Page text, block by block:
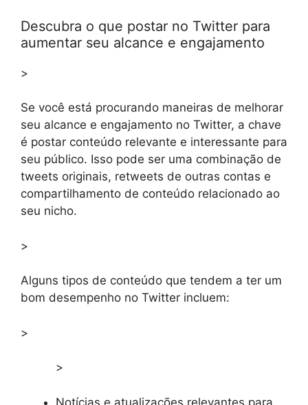
Descubra o que postar no Twitter para
aumentar seu alcance e engajamento
>
Se você está procurando maneiras de melhorar
seu alcance e engajamento no Twitter, a chave
é postar conteúdo relevante e interessante para
seu público. Isso pode ser uma combinação de
tweets originais, retweets de outras contas e
compartilhamento de conteúdo relacionado ao
seu nicho.
>
Alguns tipos de conteúdo que tendem a ter um
bom desempenho no Twitter incluem:
>
>
Notícias e atualizações relevantes para